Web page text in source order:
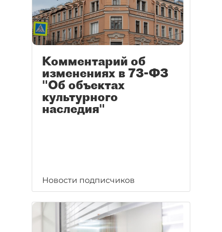
Комментарий об
изменениях в 73-ФЗ
"Об объектах
культурного
наследия"
Новости подписчиков